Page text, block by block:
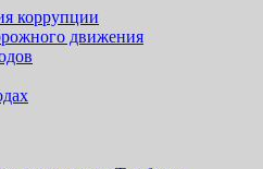
коррупции
движения